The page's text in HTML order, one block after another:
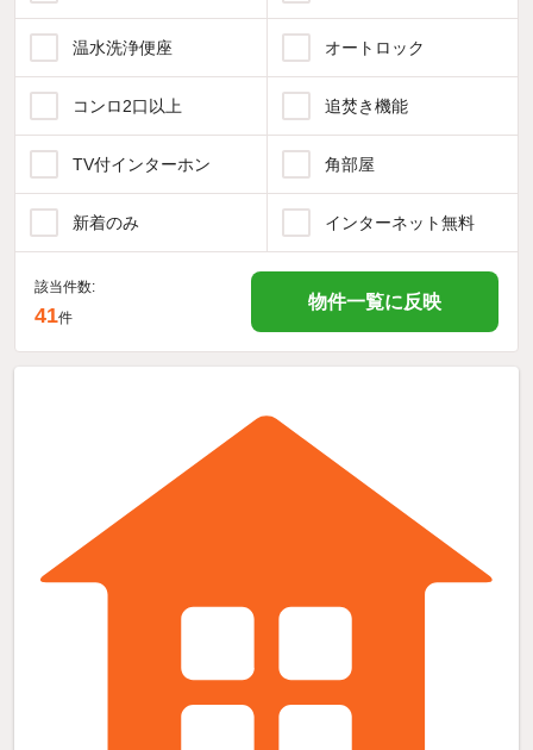
温水洗浄便座 オートロック
コンロ2口以上 追焚き機能
TV付インターホン 角部屋
新着のみ インターネット無料
該当件数:
41件
物件一覧に反映